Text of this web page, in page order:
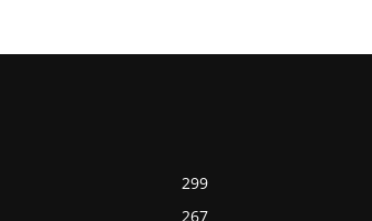
299
267